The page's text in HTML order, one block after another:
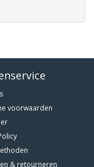
voorwaarden
& retourneren